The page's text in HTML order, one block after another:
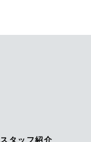
スタッフ紹介